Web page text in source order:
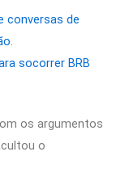
conversas de
socorrer BRB
os argumentos
o